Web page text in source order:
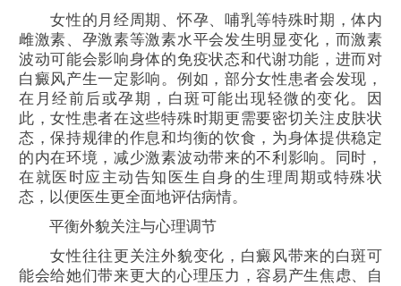
女性的月经周期、怀孕、哺乳等特殊时期，体内
雌激素、孕激素等激素水平会发生明显变化，而激素
波动可能会影响身体的免疫状态和代谢功能，进而对
白癜风产生一定影响。例如，部分女性患者会发现，
在月经前后或孕期，白斑可能出现轻微的变化。因
此，女性患者在这些特殊时期更需要密切关注皮肤状
态，保持规律的作息和均衡的饮食，为身体提供稳定
的内在环境，减少激素波动带来的不利影响。同时，
在就医时应主动告知医生自身的生理周期或特殊状
态，以便医生更全面地评估病情。
平衡外貌关注与心理调节
女性往往更关注外貌变化，白癜风带来的白斑可
能会给她们带来更大的心理压力，容易产生焦虑、自